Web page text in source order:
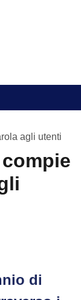
agli utenti
di